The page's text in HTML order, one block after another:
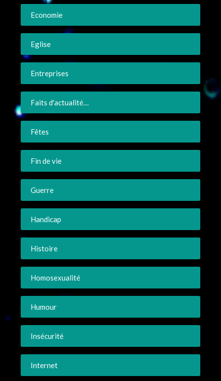
Economie
Eglise
Entreprises
Faits d'actualité…
Fêtes
Fin de vie
Guerre
Handicap
Histoire
Homosexualité
Humour
Insécurité
Internet